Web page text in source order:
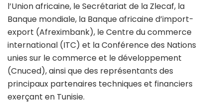
l’Union africaine, le Secrétariat de la Zlecaf, la
Banque mondiale, la Banque africaine d’import-
export (Afreximbank), le Centre du commerce
international (ITC) et la Conférence des Nations
unies sur le commerce et le développement
(Cnuced), ainsi que des représentants des
principaux partenaires techniques et financiers
exerçant en Tunisie.